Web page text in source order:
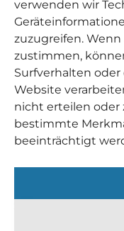
verwenden wir
zuzugreifen.
zustimmen,
Surfverhalten
Website
nicht erteilen oder
bestimmte
beeinträchtigt